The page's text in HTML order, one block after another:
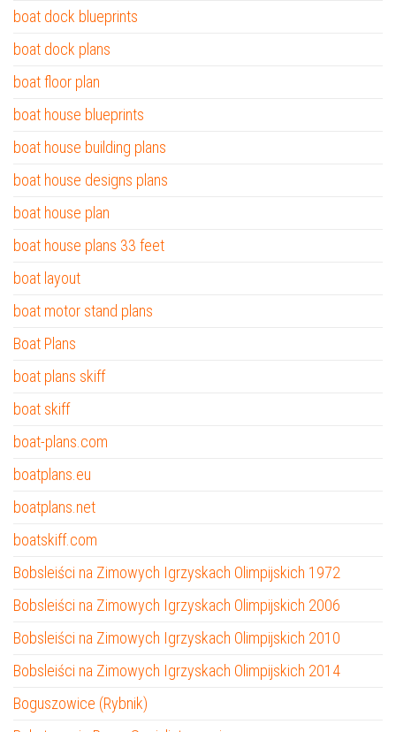
boat dock blueprints
boat dock plans
boat floor plan
boat house blueprints
boat house building plans
boat house designs plans
boat house plan
boat house plans 33 feet
boat layout
boat motor stand plans
Boat Plans
boat plans skiff
boat skiff
boat-plans.com
boatplans.eu
boatplans.net
boatskiff.com
Bobsleiści na Zimowych Igrzyskach Olimpijskich 1972
Bobsleiści na Zimowych Igrzyskach Olimpijskich 2006
Bobsleiści na Zimowych Igrzyskach Olimpijskich 2010
Bobsleiści na Zimowych Igrzyskach Olimpijskich 2014
Boguszowice (Rybnik)